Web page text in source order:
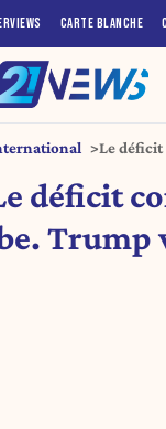
CARTE BLANCHE
Le
déficit
Trump